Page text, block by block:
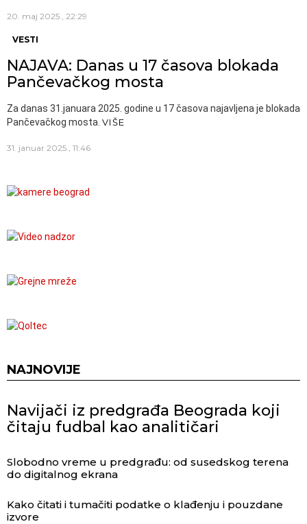
20. maj 2025., 22:29
VESTI
NAJAVA: Danas u 17 časova blokada
Pančevačkog mosta
Za danas 31.januara 2025. godine u 17 časova najavljena je blokada
Pančevačkog mosta. VIŠE
31. januar 2025., 11:46
NAJNOVIJE
Navijači iz predgrađa Beograda koji
čitaju fudbal kao analitičari
Slobodno vreme u predgrađu: od susedskog terena
do digitalnog ekrana
Kako čitati i tumačiti podatke o klađenju i pouzdane
izvore